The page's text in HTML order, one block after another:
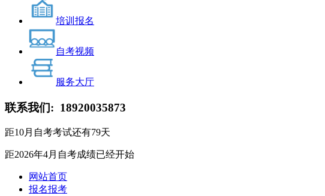
培训报名
自考视频
服务大厅
联系我们: 18920035873
距10月自考考试还有79天
距2026年4月自考成绩已经开始
网站首页
报名报考